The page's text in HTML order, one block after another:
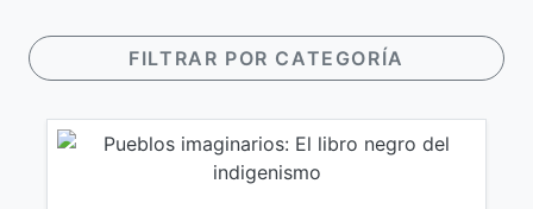
FILTRAR POR CATEGORÍA